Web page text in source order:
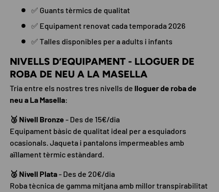
✅ Guants tèrmics de qualitat
✅ Equipament renovat cada temporada 2026
✅ Talles disponibles per a adults i infants
NIVELLS D’EQUIPAMENT - LLOGUER DE
ROBA DE NEU A LA MASELLA
Tria entre els nostres tres nivells de lloguer de roba de
neu a La Masella:
🥉 Nivell Bronze - Des de 15€/dia
Equipament bàsic de qualitat ideal per a esquiadors
ocasionals. Jaqueta i pantalons impermeables amb
aïllament tèrmic estàndard.
🥈 Nivell Plata- Des de 20€/dia
Roba tècnica de gamma mitjana amb millor transpirabilitat